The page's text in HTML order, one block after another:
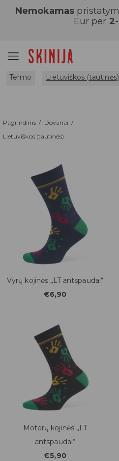
Nemokamas
Eur per
Termo Lietuviškos (tautinės)
Pagrindinis
Dovanai
Lietuviškos (tautinės)
Vyrų kojinės „LT antspaudai“
€6,90
Moterų kojinės „LT
antspaudai“
€5,90